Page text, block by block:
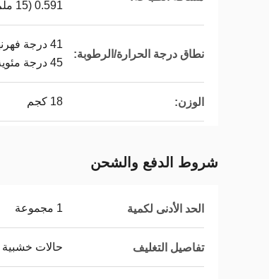
0.591 (15 ملم)
نطاق درجة الحرارة/الرطوبة:
45 درجة مئوية)
الوزن: 18 كجم
شروط الدفع والشحن
الحد الأدنى لكمية 1 مجموعة
تفاصيل التغليف حالات خشبية